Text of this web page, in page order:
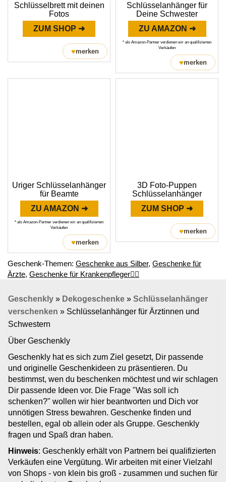
Schlüsselbrett mit deinen
Fotos
ZUM SHOP ➜
♥merken
Schlüsselanhänger für
Deine Schwester
ZU AMAZON ➜
* als Amazon-Partner verdienen wir an qualifizierten
Verkäufen
♥merken
Uriger Schlüsselanhänger
für Beamte
ZU AMAZON ➜
* als Amazon-Partner verdienen wir an qualifizierten
Verkäufen
♥merken
3D Foto-Puppen
Schlüsselanhänger
ZUM SHOP ➜
♥merken
Geschenk-Themen: Geschenke aus Silber, Geschenke für
Ärzte, Geschenke für Krankenpfleger👩‍⚕️
Geschenkly » Dekogeschenke » Schlüsselanhänger
verschenken » Schlüsselanhänger für Ärztinnen und
Schwestern
Über Geschenkly
Geschenkly hat es sich zum Ziel gesetzt, Dir passende
und originelle Geschenkideen zu präsentieren. Du
bestimmst, wen du beschenken möchtest und wir schlagen
Dir passende Ideen vor. Die Frage "Was soll ich
schenken?" wollen wir hier beantworten und Dich vor
unnötigen Stress bewahren. Geschenke finden und
bestellen, egal ob allein oder als Gruppe. Geschenkly
fragen und Spaß dran haben.
Hinweis: Geschenkly erhält von Partnern bei qualifizierten
Verkäufen eine Vergütung. Wir arbeiten mit einer Vielzahl
von Shops - von klein bis groß - zusammen und suchen für